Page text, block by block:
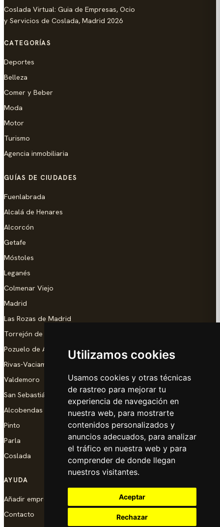
Utilizamos cookies
Usamos cookies y otras técnicas
de rastreo para mejorar tu
experiencia de navegación en
nuestra web, para mostrarte
contenidos personalizados y
anuncios adecuados, para analizar
el tráfico en nuestra web y para
comprender de donde llegan
nuestros visitantes.
Aceptar
Rechazar
Coslada Virtual: Guia de Empresas, Ocio
y Servicios de Coslada, Madrid 2026
CATEGORÍAS
Deportes
Belleza
Comer y Beber
Moda
Motor
Turismo
Agencia inmobiliaria
GUÍAS DE CIUDADES
Fuenlabrada
Alcalá de Henares
Alcorcón
Getafe
Móstoles
Leganés
Colmenar Viejo
Madrid
Las Rozas de Madrid
Torrejón de Ardoz
Pozuelo de Alarcón
Rivas-Vaciamadrid
Valdemoro
San Sebastián de los Reyes
Alcobendas
Pinto
Parla
Coslada
AYUDA
Añadir empresa
Contacto